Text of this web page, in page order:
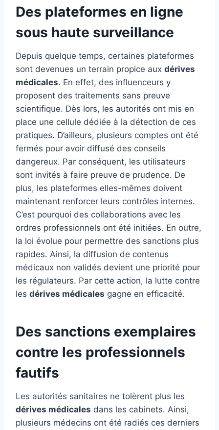
Des plateformes en ligne
sous haute surveillance
Depuis quelque temps, certaines plateformes
sont devenues un terrain propice aux dérives
médicales. En effet, des influenceurs y
proposent des traitements sans preuve
scientifique. Dès lors, les autorités ont mis en
place une cellule dédiée à la détection de ces
pratiques. D’ailleurs, plusieurs comptes ont été
fermés pour avoir diffusé des conseils
dangereux. Par conséquent, les utilisateurs
sont invités à faire preuve de prudence. De
plus, les plateformes elles-mêmes doivent
maintenant renforcer leurs contrôles internes.
C’est pourquoi des collaborations avec les
ordres professionnels ont été initiées. En outre,
la loi évolue pour permettre des sanctions plus
rapides. Ainsi, la diffusion de contenus
médicaux non validés devient une priorité pour
les régulateurs. Par cette action, la lutte contre
les dérives médicales gagne en efficacité.
Des sanctions exemplaires
contre les professionnels
fautifs
Les autorités sanitaires ne tolèrent plus les
dérives médicales dans les cabinets. Ainsi,
plusieurs médecins ont été radiés ces derniers